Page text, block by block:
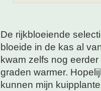
De rijkbloeiende
bloeide in de kas al
kwam zelfs nog
graden warmer.
kunnen mijn